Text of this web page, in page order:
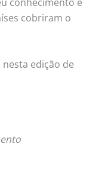
cobriram o
edição de